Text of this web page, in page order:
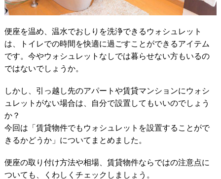
便座を温め、温水でおしりを洗浄できるウォシュレット
は、トイレでの時間を快適に過ごすことができるアイテム
です。今やウォシュレットなしでは暮らせない方もいるの
ではないでしょうか。
しかし、引っ越し先のアパートや賃貸マンションにウォシ
ュレットがない場合は、自分で設置してもいいのでしょう
か？
今回は「賃貸物件でもウォシュレットを設置することがで
きるかどうか」についてまとめました。
便座の取り付け方法や相場、賃貸物件ならではの注意点に
ついても、くわしくチェックしましょう。